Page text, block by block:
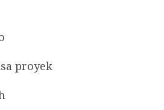
proyek